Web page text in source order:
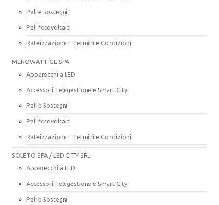
Pali e Sostegni
Pali fotovoltaici
Rateizzazione – Termini e Condizioni
MENOWATT GE SPA
Apparecchi a LED
Accessori Telegestione e Smart City
Pali e Sostegni
Pali fotovoltaici
Rateizzazione – Termini e Condizioni
SOLETO SPA / LED CITY SRL
Apparecchi a LED
Accessori Telegestione e Smart City
Pali e Sostegni